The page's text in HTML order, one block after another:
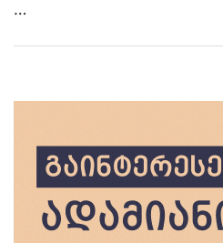
…